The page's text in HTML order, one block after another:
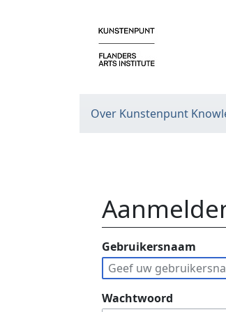
Over Kunstenpunt
Ga naar:navigatie,
Gebruikersnaam
Wachtwoord